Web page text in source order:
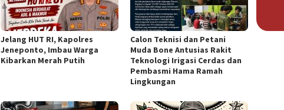
Jelang HUT RI, Kapolres
Jeneponto, Imbau Warga
Kibarkan Merah Putih
Calon Teknisi dan Petani
Muda Bone Antusias Rakit
Teknologi Irigasi Cerdas dan
Pembasmi Hama Ramah
Lingkungan